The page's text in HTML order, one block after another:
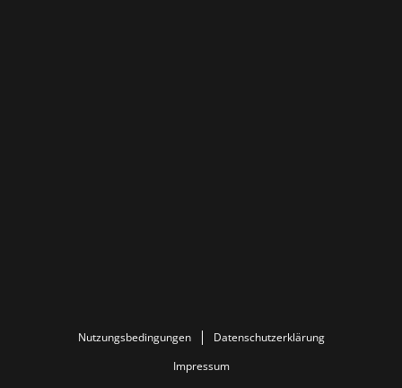
Nutzungsbedingungen
Datenschutzerklärung
Impressum